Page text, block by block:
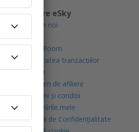
Despre eSky
Despre noi
Blogul
Press Room
Securitatea tranzacţiilor
Cariere
Program de afiliere
Termeni şi condiţii
Rezervările mele
Politica de Confidențialitate